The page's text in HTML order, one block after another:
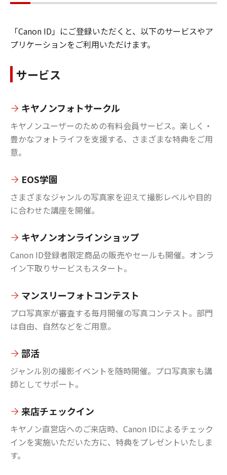
「Canon ID」にご登録いただくと、以下のサービスやア
プリケーションをご利用いただけます。
サービス
キヤノンフォトサークル
キヤノンユーザーのための有料会員サービス。楽しく・
豊かなフォトライフを支援する、さまざまな特典をご用
意。
EOS学園
さまざまなジャンルの写真家を迎えて撮影レベルや目的
に合わせた講座を開催。
キヤノンオンラインショップ
Canon ID登録者限定商品の販売やセールも開催。オンラ
イン下取りサービスもスタート。
マンスリーフォトコンテスト
プロ写真家が審査する毎月開催の写真コンテスト。部門
は自由、自然などをご用意。
部活
ジャンル別の撮影イベントを随時開催。プロ写真家も講
師としてサポート。
来店チェックイン
キヤノン直営店へのご来店時、Canon IDによるチェック
インを実施いただいた方に、特典をプレゼントいたしま
す。